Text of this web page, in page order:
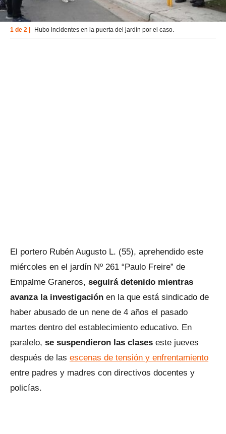
1 de 2 | Hubo incidentes en la puerta del jardín por el caso.
El portero Rubén Augusto L. (55), aprehendido este
miércoles en el jardín Nº 261 “Paulo Freire” de
Empalme Graneros, seguirá detenido mientras
avanza la investigación en la que está sindicado de
haber abusado de un nene de 4 años el pasado
martes dentro del establecimiento educativo. En
paralelo, se suspendieron las clases este jueves
después de las escenas de tensión y enfrentamiento
entre padres y madres con directivos docentes y
policías.